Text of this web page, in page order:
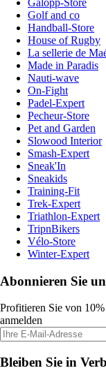
Golf and co
Handball-Store
House of Rugby
La sellerie de
Made in Paradis
Nauti-wave
On-Fight
Padel-Expert
Pecheur-Store
Pet and Garden
Slowood Interior
Smash-Expert
Sneak'In
Sneakids
Training-Fit
Trek-Expert
Triathlon-Expert
TripnBikers
Vélo-Store
Winter-Expert
Abonnieren Sie
Profitieren Sie von
anmelden
Bleiben Sie in